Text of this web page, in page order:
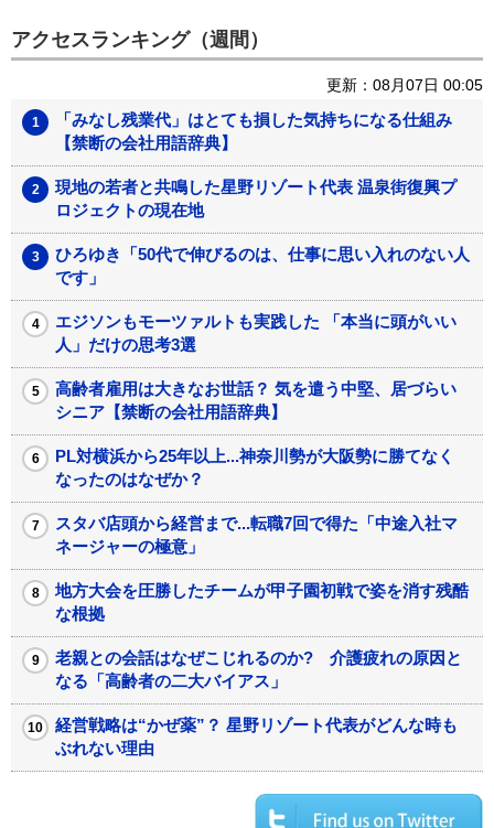
アクセスランキング（週間）
更新：08月07日 00:05
「みなし残業代」はとても損した気持ちになる仕組み
【禁断の会社用語辞典】
現地の若者と共鳴した星野リゾート代表 温泉街復興プ
ロジェクトの現在地
ひろゆき「50代で伸びるのは、仕事に思い入れのない人
です」
エジソンもモーツァルトも実践した 「本当に頭がいい
人」だけの思考3選
高齢者雇用は大きなお世話？ 気を遣う中堅、居づらい
シニア【禁断の会社用語辞典】
PL対横浜から25年以上...神奈川勢が大阪勢に勝てなく
なったのはなぜか？
スタバ店頭から経営まで...転職7回で得た「中途入社マ
ネージャーの極意」
地方大会を圧勝したチームが甲子園初戦で姿を消す残酷
な根拠
老親との会話はなぜこじれるのか? 介護疲れの原因と
なる「高齢者の二大バイアス」
経営戦略は“かぜ薬”？ 星野リゾート代表がどんな時も
ぶれない理由